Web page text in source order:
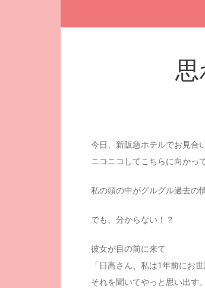
今日、新阪急ホテルでお見合
ニコニコしてこちらに向かっ
私の頭の中がグルグル過去の
でも、分からない！？
彼女が目の前に来て
「日高さん、私は1年前にお
それを聞いてやっと思い出す。